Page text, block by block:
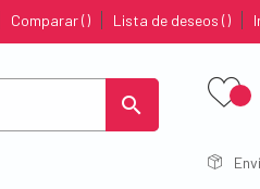
Lista de deseos
Comparar
